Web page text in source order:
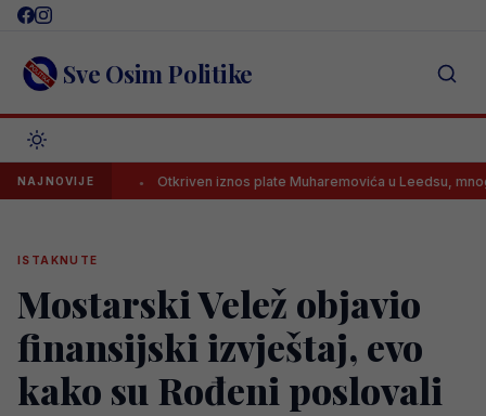
Skip
content Sve Osim Politike
NAJNOVIJEOtkriven iznos plate Muharemovića u Leedsu, mnogi su ostali
ISTAKNUTE
Mostarski Velež objavio
finansijski izvještaj, evo
kako su Rođeni poslovali